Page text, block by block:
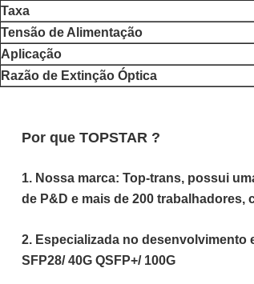
Taxa
Tensão de Alimentação
Aplicação
Razão de Extinção Óptica
Por que TOPSTAR ?
1. Nossa marca: Top-trans, possui
de P&D e mais de 200
2. Especializada no
SFP28/ 40G QSFP+/ 100G